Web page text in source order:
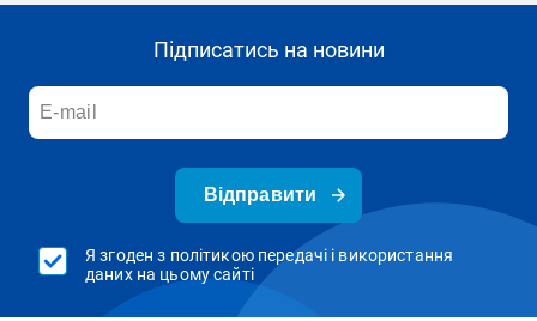
Підписатись на новини
Відправити
Я згоден з політикою передачі і використання
даних на цьому сайті